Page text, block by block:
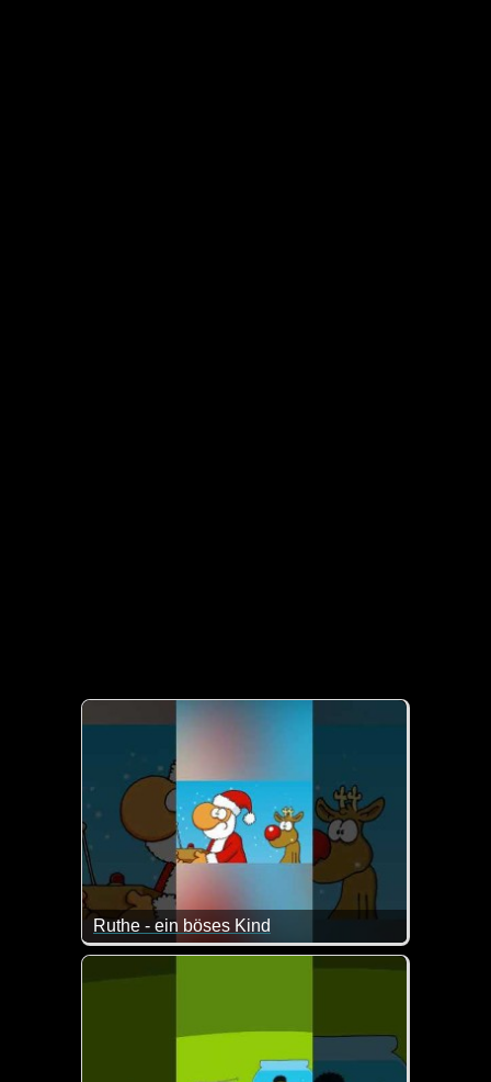
Ruthe - ein böses Kind
Manchmal ist es gut, wenn man sich über die